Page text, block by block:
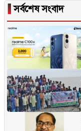
▐সর্বশেষ সংবাদ